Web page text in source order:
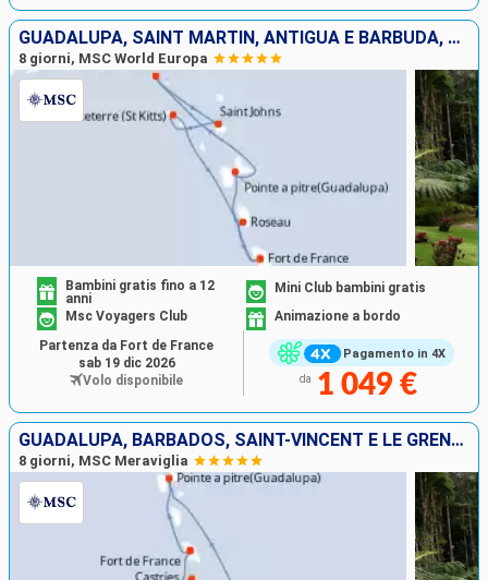
GUADALUPA, SAINT MARTIN, ANTIGUA E BARBUDA, SAN CRISTOFORO E NEVIS, DOMINICA, MARTINICA
8 giorni, MSC World Europa
Pagamento in 4X
Bambini gratis fino a 12
anni
Mini Club bambini gratis
Msc Voyagers Club
Animazione a bordo
da 1 049 €
Partenza da Fort de France
sab 19 dic 2026
Volo disponibile
GUADALUPA, BARBADOS, SAINT-VINCENT E LE GRENADINE, SANTA LUCIA, GRENADA, MARTINICA
8 giorni, MSC Meraviglia